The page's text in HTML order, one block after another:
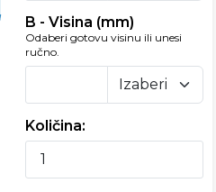
B - Visina (mm)
Odaberi gotovu visinu ili unesi
ručno.
Količina: